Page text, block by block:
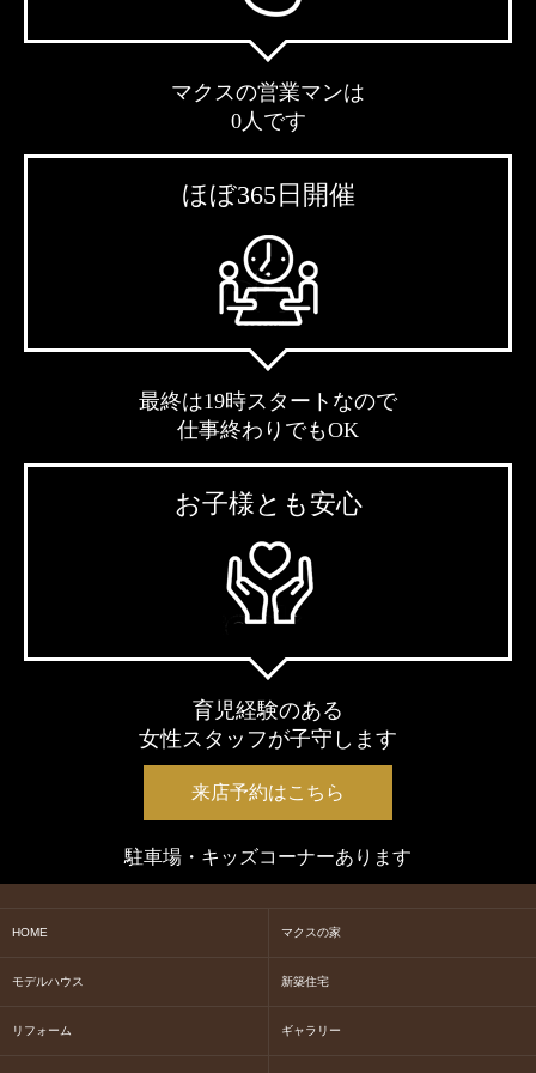
マクスの営業マンは
0人です
ほぼ365日開催
最終は19時スタートなので
仕事終わりでもOK
お子様とも安心
育児経験のある
女性スタッフが子守します
来店予約はこちら
駐車場・キッズコーナーあります
HOME マクスの家
モデルハウス 新築住宅
リフォーム ギャラリー